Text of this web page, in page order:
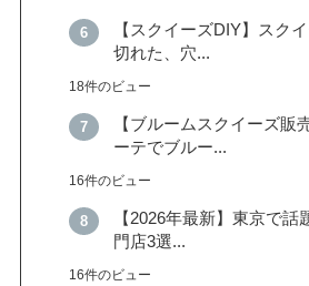
【スクイーズDIY】スク
切れた、穴...
18件のビュー
【ブルームスクイーズ販
ーテでブルー...
16件のビュー
【2026年最新】東京で
門店3選...
16件のビュー